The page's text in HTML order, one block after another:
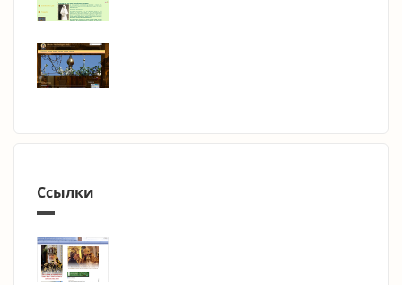
Ссылки